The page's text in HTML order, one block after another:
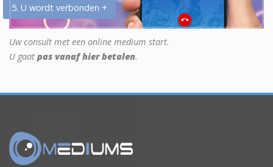
5. U wordt verbonden +
Uw consult met een online medium start.
U gaat pas vanaf hier betalen.